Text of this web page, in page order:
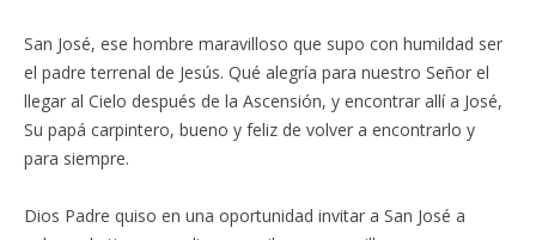
San José, ese hombre maravilloso que supo con humildad ser
el padre terrenal de Jesús. Qué alegría para nuestro Señor el
llegar al Cielo después de la Ascensión, y encontrar allí a José,
Su papá carpintero, bueno y feliz de volver a encontrarlo y
para siempre.
Dios Padre quiso en una oportunidad invitar a San José a